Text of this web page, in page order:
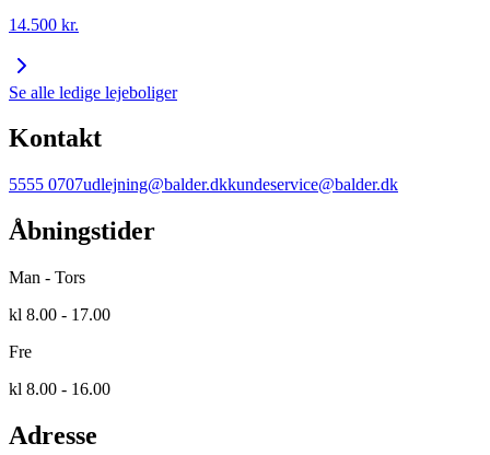
14.500 kr.
Se alle ledige lejeboliger
Kontakt
5555 0707udlejning@balder.dkkundeservice@balder.dk
Åbningstider
Man - Tors
kl 8.00 - 17.00
Fre
kl 8.00 - 16.00
Adresse